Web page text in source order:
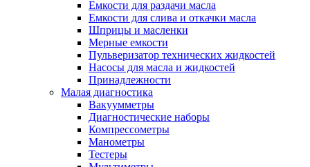
Емкости для раздачи масла
Емкости для слива и откачки масла
Шприцы и масленки
Мерные емкости
Пульверизатор технических жидкостей
Насосы для масла и жидкостей
Принадлежности
Малая диагностика
Вакуумметры
Диагностические наборы
Компрессометры
Манометры
Тестеры